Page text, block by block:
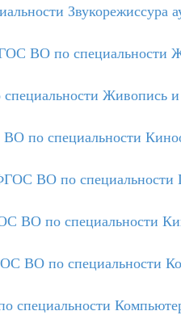
Звукорежиссура
ВО по специальности
Живопись и
по специальности
ВО по специальности
ВО по специальности
ВО по специальности